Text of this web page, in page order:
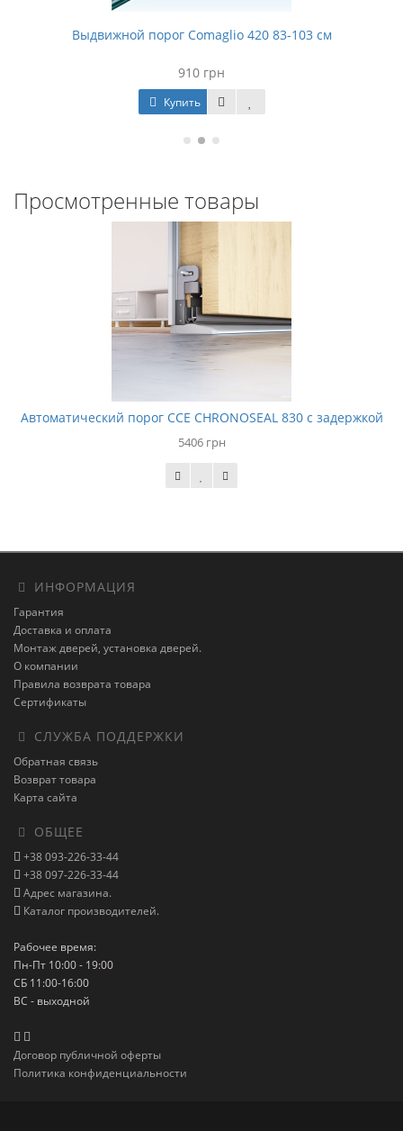
Выдвижной порог Comaglio 420 83-103 см
910 грн
Купить
Просмотренные товары
Автоматический порог CCE CHRONOSEAL 830 с задержкой
5406 грн
ИНФОРМАЦИЯ
Гарантия
Доставка и оплата
Монтаж дверей, установка дверей.
О компании
Правила возврата товара
Сертификаты
СЛУЖБА ПОДДЕРЖКИ
Обратная связь
Возврат товара
Карта сайта
ОБЩЕЕ
+38 093-226-33-44
+38 097-226-33-44
Адрес магазина.
Каталог производителей.
Рабочее время:
Пн-Пт 10:00 - 19:00
СБ 11:00-16:00
ВС - выходной
Договор публичной оферты
Политика конфиденциальности